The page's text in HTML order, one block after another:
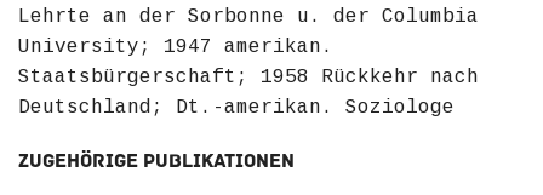
Lehrte an der Sorbonne u. der Columbia
University; 1947 amerikan.
Staatsbürgerschaft; 1958 Rückkehr nach
Deutschland; Dt.-amerikan. Soziologe
Zugehörige Publikationen